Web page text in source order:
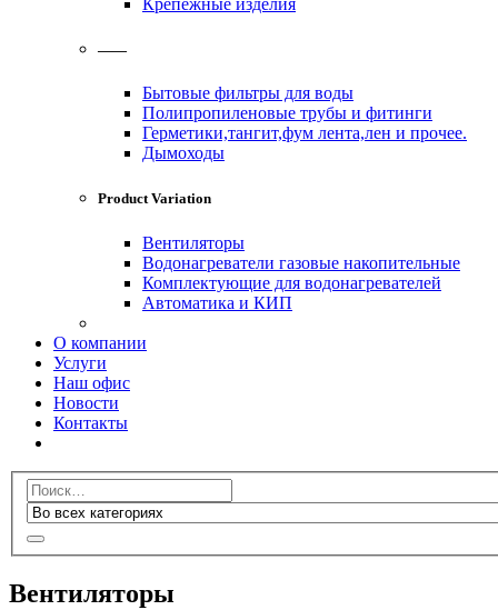
Крепёжные изделия
——
Бытовые фильтры для воды
Полипропиленовые трубы и фитинги
Герметики,тангит,фум лента,лен и прочее.
Дымоходы
Product Variation
Вентиляторы
Водонагреватели газовые накопительные
Комплектующие для водонагревателей
Автоматика и КИП
О компании
Услуги
Наш офис
Новости
Контакты
Вентиляторы